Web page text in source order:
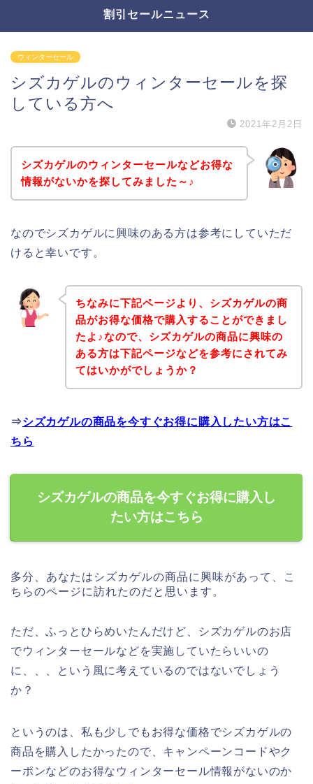
割引セールニュース
ウィンターセール
シズカゲルのウィンターセールを探
している方へ
2021年2月2日
シズカゲルのウィンターセールなどお得な
情報がないかを探してみました～♪
なのでシズカゲルに興味のある方は参考にしていただ
けると幸いです。
ちなみに下記ページより、シズカゲルの商
品がお得な価格で購入することができまし
たよ♪なので、シズカゲルの商品に興味の
ある方は下記ページなどを参考にされてみ
てはいかがでしょうか？
⇒シズカゲルの商品を今すぐお得に購入したい方はこ
ちら
シズカゲルの商品を今すぐお得に購入し
たい方はこちら
多分、あなたはシズカゲルの商品に興味があって、こ
ちらのページに訪れたのだと思います。
ただ、ふっとひらめいたんだけど、シズカゲルのお店
でウィンターセールなどを実施していたらいいの
に、、、という風に考えているのではないでしょう
か？
というのは、私も少しでもお得な価格でシズカゲルの
商品を購入したかったので、キャンペーンコードやク
ーポンなどのお得なウィンターセール情報がないのか